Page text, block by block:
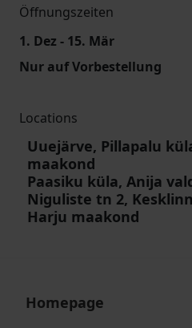
Öffnungszeiten
1. Dez - 15. Mär
Nur auf Vorbestellung
Locations
Uuejärve, Pillapalu
maakond
Paasiku küla, Anija
Niguliste tn 2,
Harju maakond
Homepage